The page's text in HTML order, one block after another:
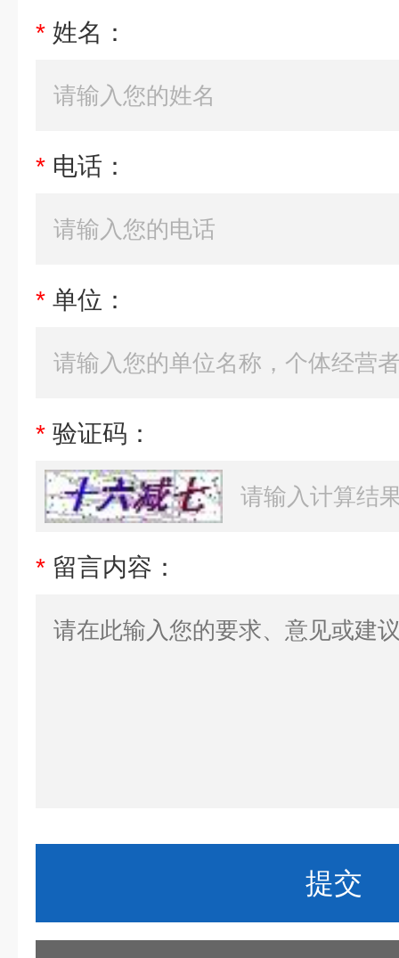
* 姓名：
* 电话：
* 单位：
* 验证码：
* 留言内容：